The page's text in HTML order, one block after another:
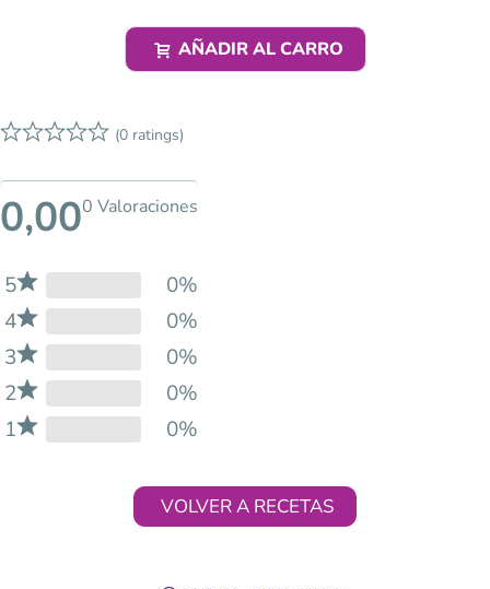
AÑADIR AL CARRO
(0 ratings)
0,000 Valoraciones
5
0%
4
0%
3
0%
2
0%
1
0%
VOLVER A RECETAS